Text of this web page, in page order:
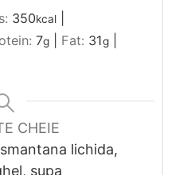
350kcal
7g Fat: 31g
CHEIE
lichida,
supa